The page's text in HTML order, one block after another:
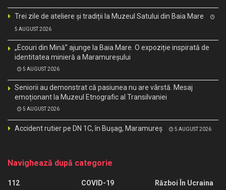
Trei zile de ateliere și tradiții la Muzeul Satului din Baia Mare
5 AUGUST 2026
„Ecouri din Mină” ajunge la Baia Mare. O expoziție inspirată de
identitatea minieră a Maramureșului
5 AUGUST 2026
Seniorii au demonstrat că pasiunea nu are vârstă. Mesaj
emoționant la Muzeul Etnografic al Transilvaniei
5 AUGUST 2026
Accident rutier pe DN 1C, în Bușag, Maramureș 5 AUGUST 2026
Navighează după categorie
112
COVID-19
Război În Ucraina